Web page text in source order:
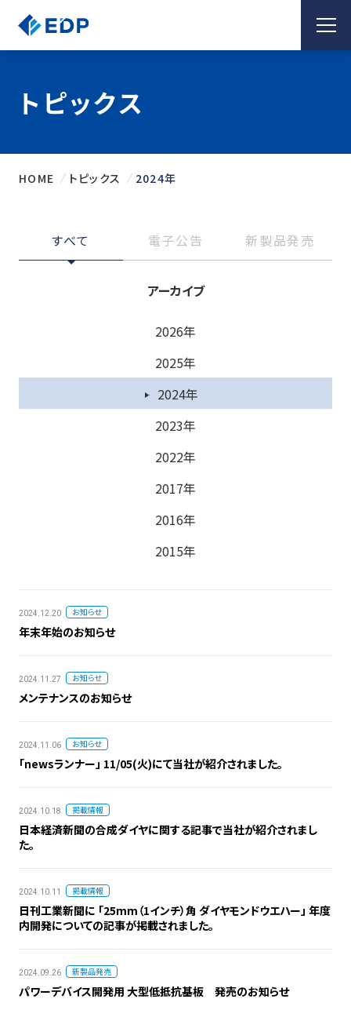
トピックス
HOME トピックス 2024年
すべて 電子公告 新製品発売
アーカイブ
2026年
2025年
2024年
2023年
2022年
2017年
2016年
2015年
2024.12.20 お知らせ
年末年始のお知らせ
2024.11.27 お知らせ
メンテナンスのお知らせ
2024.11.06 お知らせ
「newsランナー」 11/05(火)にて当社が紹介されました。
2024.10.18 掲載情報
日本経済新聞の合成ダイヤに関する記事で当社が紹介されまし
た。
2024.10.11 掲載情報
日刊工業新聞に 「25mm（1インチ）角 ダイヤモンドウエハー」 年度
内開発についての記事が掲載されました。
2024.09.26 新製品発売
パワーデバイス開発用 大型低抵抗基板 発売のお知らせ